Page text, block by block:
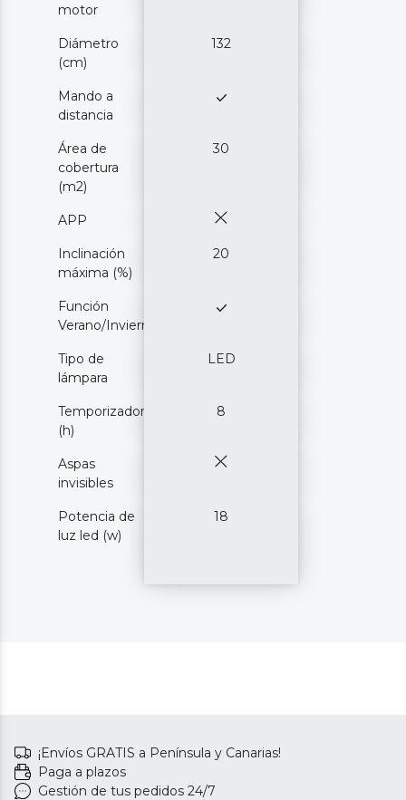
motor
Diámetro
(cm)
132
Mando a
distancia
Área de
cobertura
(m2)
30
APP
Inclinación
máxima (%)
20
Función
Verano/Invierno
Tipo de
lámpara
LED
Temporizador
(h)
8
Aspas
invisibles
Potencia de
luz led (w)
18
¡Envíos GRATIS a Península y Canarias!
Paga a plazos
Gestión de tus pedidos 24/7